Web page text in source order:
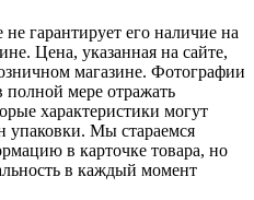
гарантирует его наличие на
Цена, указанная на сайте,
магазине. Фотографии
полной мере отражать
характеристики могут
упаковки. Мы стараемся
в карточке товара, но
в каждый момент